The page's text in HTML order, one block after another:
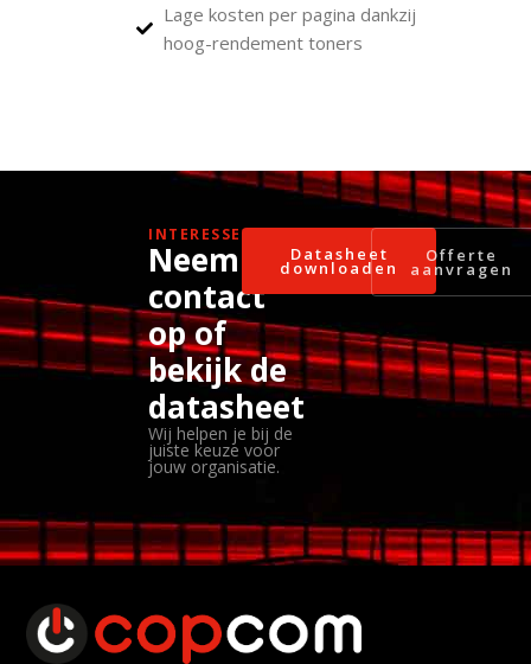
Lage kosten per pagina dankzij
hoog-rendement toners
INTERESSE?
Neem
contact
op of
bekijk de
datasheet
Wij helpen je bij de
juiste keuze voor
jouw organisatie.
Datasheet
downloaden
Offerte
aanvragen